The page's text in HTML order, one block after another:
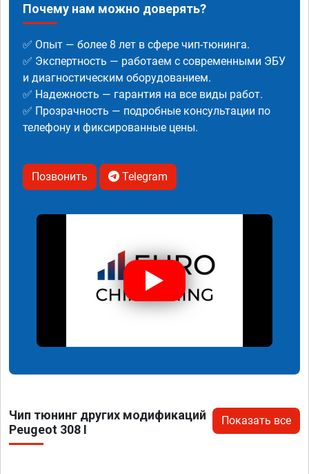
Почему нам можно доверять?
✅ Опыт — более 8 лет в сфере чип-тюнинга.
✅ Экспертность — работаем с современными ЭБУ
и диагностическим оборудованием.
✅ Надежность — гарантия на все виды работ.
✅ Прозрачность — подробные консультации по
телефону и фиксированные цены.
Позвонить Telegram
Чип тюнинг других модификаций
Peugeot 308 I
Показать все